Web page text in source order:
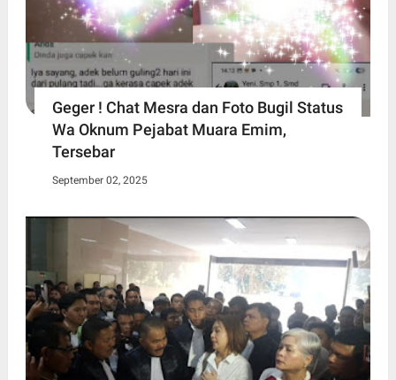
Geger ! Chat Mesra dan Foto Bugil Status
Wa Oknum Pejabat Muara Emim,
Tersebar
September 02, 2025